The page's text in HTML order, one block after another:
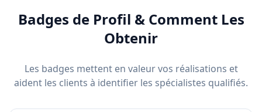
Badges de Profil & Comment Les
Obtenir
Les badges mettent en valeur vos réalisations et
aident les clients à identifier les spécialistes qualifiés.